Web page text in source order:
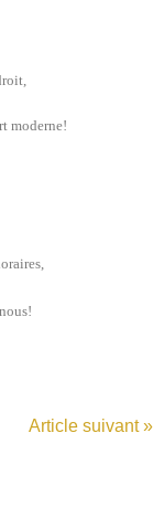
moderne!
Article suivant »